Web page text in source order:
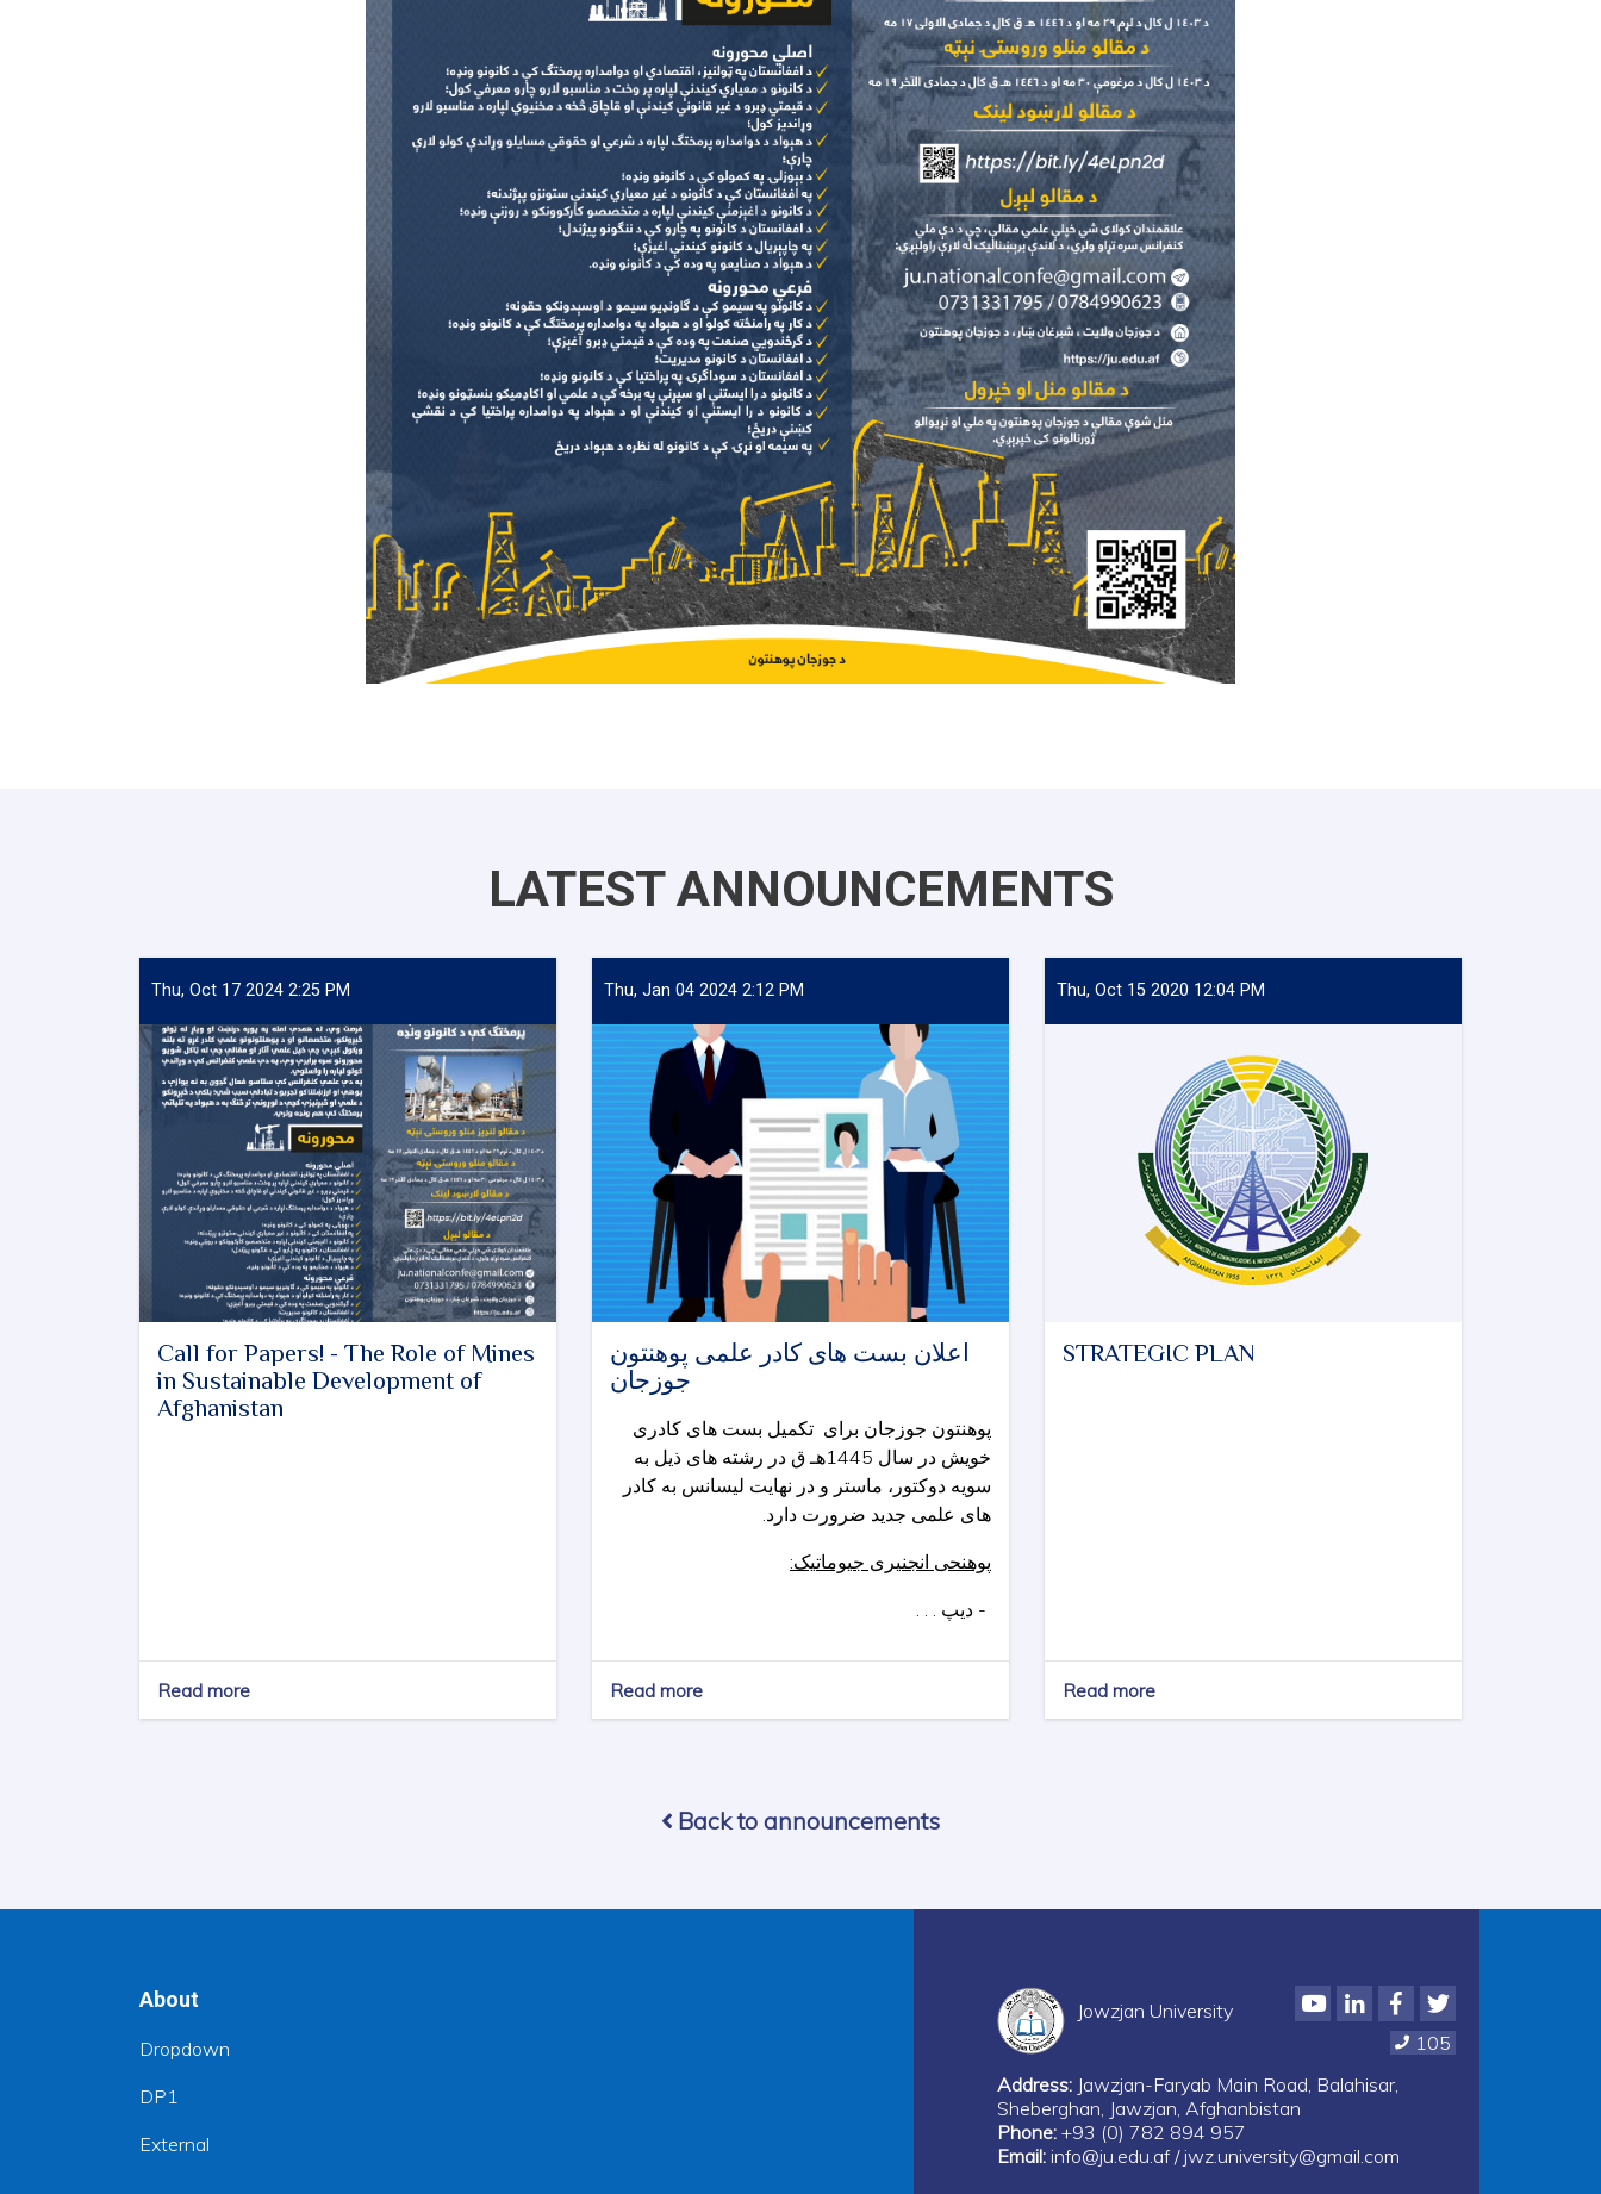
LATEST ANNOUNCEMENTS
Thu, Oct 17 2024 2:25 PM
Call for Papers! - The Role of Mines
in Sustainable Development of
Afghanistan
Read more
Call
in
Thu, Jan 04 2024 2:12 PM
اعلان بست های کادر علمی پوهنتون
جوزجان
پوهنتون جوزجان برای تکمیل بست های کادری
خویش در سال 1445هـ ق در رشته های ذیل به
سویه دوکتور، ماستر و در نهایت لیسانس به کادر
های علمی جدید ضرورت دارد.
پوهنحی انجنیری جیوماتیک:
- دیپ . . .
Read more
اعلان
علمی
پوهنتون
Thu, Oct 15 2020 12:04 PM
STRATEGIC PLAN
Read more
STRATEGIC
Back to announcements
About
Dropdown
DP1
External
Jowzjan University YoutubeLinkedInFacebookTwitter
105
Address: Jawzjan-Faryab Main Road, Balahisar,
Sheberghan, Jawzjan, Afghanbistan
Phone: +93 (0) 782 894 957
Email: info@ju.edu.af / jwz.university@gmail.com